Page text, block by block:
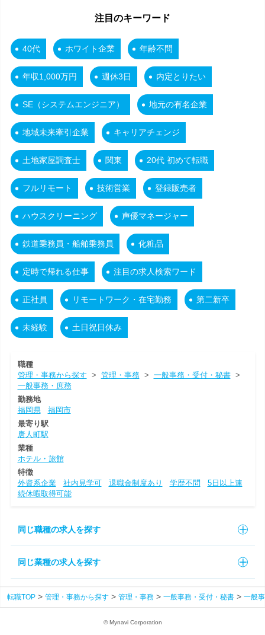
注目のキーワード
40代 ホワイト企業 年齢不問
年収1,000万円 週休3日 内定とりたい
SE（システムエンジニア） 地元の有名企業
地域未来牽引企業 キャリアチェンジ
土地家屋調査士 関東 20代 初めて転職
フルリモート 技術営業 登録販売者
ハウスクリーニング 声優マネージャー
鉄道乗務員・船舶乗務員 化粧品
定時で帰れる仕事 注目の求人検索ワード
正社員 リモートワーク・在宅勤務 第二新卒
未経験 土日祝日休み
職種
管理・事務から探す > 管理・事務> 一般事務・受付・秘書>
一般事務・庶務
勤務地
福岡県
福岡市
最寄り駅
唐人町駅
業種
ホテル・旅館
特徴
外資系企業
社内見学可 退職金制度あり 学歴不問
5日以上連
続休暇取得可能
同じ職種の求人を探す
同じ業種の求人を探す
転職TOP 管理・事務から探す 管理・事務 一般事務・受付・秘書 一般
© Mynavi Corporation